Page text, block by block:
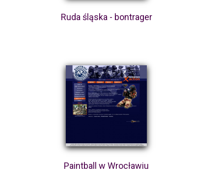
Ruda śląska - bontrager
Paintball w Wrocławiu